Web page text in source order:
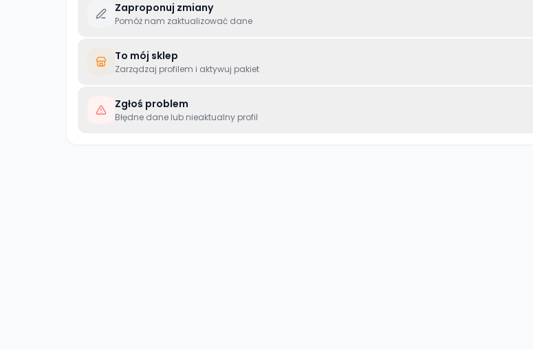
Zaproponuj zmiany
Pomóż nam zaktualizować dane
To mój sklep
Zarządzaj profilem i aktywuj pakiet
Zgłoś problem
Błędne dane lub nieaktualny profil